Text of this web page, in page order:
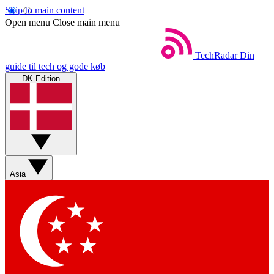
Skip to main content
Open menu Close main menu
TechRadar Din
guide til tech og gode køb
DK Edition
Asia